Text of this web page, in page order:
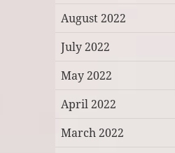
August 2022
July 2022
May 2022
April 2022
March 2022